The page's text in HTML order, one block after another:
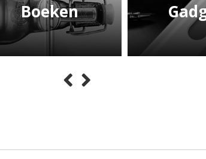
Boeken